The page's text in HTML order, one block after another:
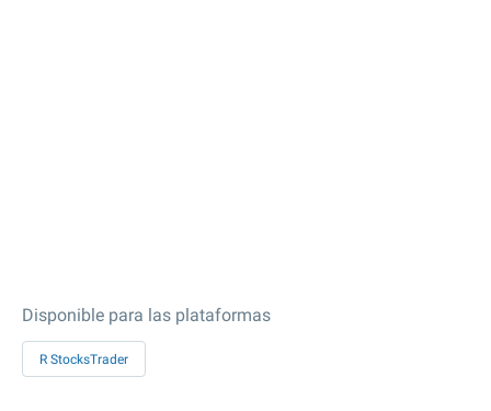
Disponible para las plataformas
R StocksTrader